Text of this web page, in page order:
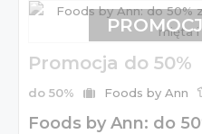
Promocja do 50%
do 50% Foods by Ann
Foods by Ann: do